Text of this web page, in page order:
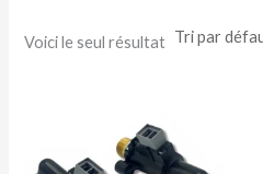
Voici le seul résultat